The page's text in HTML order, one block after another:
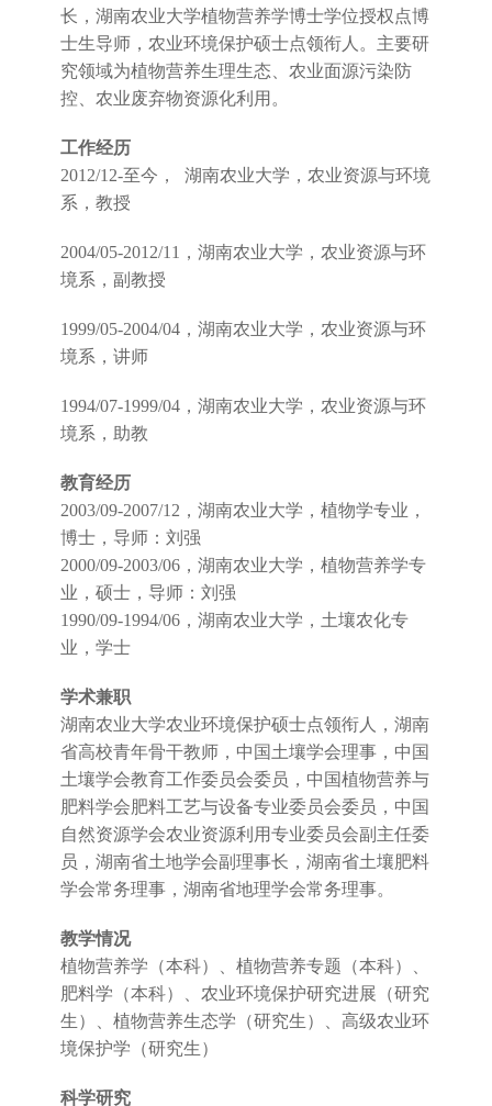
长，湖南农业大学植物营养学博士学位授权点博
士生导师，农业环境保护硕士点领衔人。主要研
究领域为植物营养生理生态、农业面源污染防
控、农业废弃物资源化利用。
工作经历
2012/12-至今， 湖南农业大学，农业资源与环境
系，教授
2004/05-2012/11，湖南农业大学，农业资源与环
境系，副教授
1999/05-2004/04，湖南农业大学，农业资源与环
境系，讲师
1994/07-1999/04，湖南农业大学，农业资源与环
境系，助教
教育经历
2003/09-2007/12，湖南农业大学，植物学专业，
博士，导师：刘强
2000/09-2003/06，湖南农业大学，植物营养学专
业，硕士，导师：刘强
1990/09-1994/06，湖南农业大学，土壤农化专
业，学士
学术兼职
湖南农业大学农业环境保护硕士点领衔人，湖南
省高校青年骨干教师，中国土壤学会理事，中国
土壤学会教育工作委员会委员，中国植物营养与
肥料学会肥料工艺与设备专业委员会委员，中国
自然资源学会农业资源利用专业委员会副主任委
员，湖南省土地学会副理事长，湖南省土壤肥料
学会常务理事，湖南省地理学会常务理事。
教学情况
植物营养学（本科）、植物营养专题（本科）、
肥料学（本科）、农业环境保护研究进展（研究
生）、植物营养生态学（研究生）、高级农业环
境保护学（研究生）
科学研究